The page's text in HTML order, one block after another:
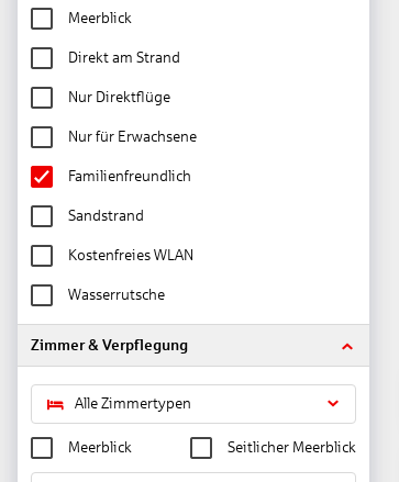
Meerblick
Direkt am Strand
Nur Direktflüge
Nur für Erwachsene
Familienfreundlich
Sandstrand
Kostenfreies WLAN
Wasserrutsche
Zimmer & Verpflegung
Alle Zimmertypen
Meerblick Seitlicher Meerblick